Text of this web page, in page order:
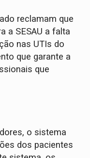
reclamam que
a SESAU a falta
nas UTIs do
que garante a
que
o sistema
dos pacientes